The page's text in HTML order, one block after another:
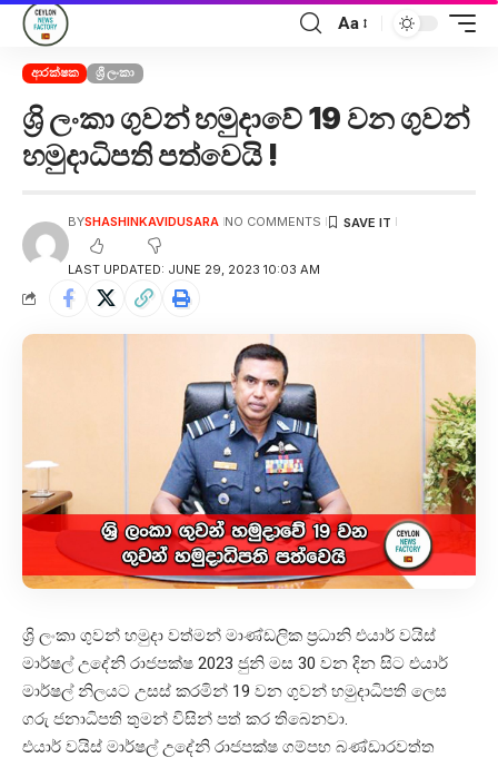
Aa
ආරක්ෂක ශ්‍රී ලංකා
ශ්‍රි ලංකා ගුවන් හමුදාවේ 19 වන ගුවන්
හමුදාධිපති පත්වෙයි !
LAST UPDATED: JUNE 29, 2023 10:03 AM
BYSHASHINKAVIDUSARA NO COMMENTS
ශ්‍රි ලංකා ගුවන් හමුදා වත්මන් මාණ්ඩලික ප්‍රධානි එයාර් වයිස්
මාර්ෂල් උදේනි රාජපක්ෂ 2023 ජුනි මස 30 වන දින සිට එයාර්
මාර්ෂල් නිලයට උසස් කරමින් 19 වන ගුවන් හමුදාධිපති ලෙස
ගරු ජනාධිපති තුමන් විසින් පත් කර තිබෙනවා.
එයාර් වයිස් මාර්ෂල් උදේනි රාජපක්ෂ ගම්පහ බණ්ඩාරවත්ත